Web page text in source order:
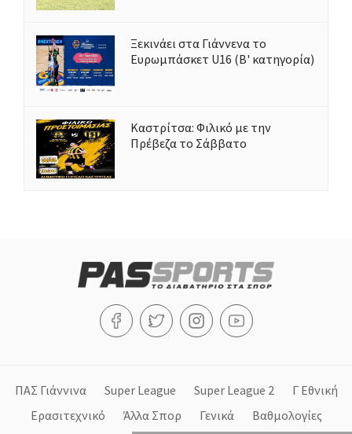
Ξεκινάει στα Γιάννενα το
Ευρωμπάσκετ U16 (Β' κατηγορία)
Καστρίτσα: Φιλικό με την
Πρέβεζα το Σάββατο
ΠΑΣ Γιάννινα Super League Super League 2
Γ Εθνική
Ερασιτεχνικό
Άλλα Σπορ Γενικά
Βαθμολογίες